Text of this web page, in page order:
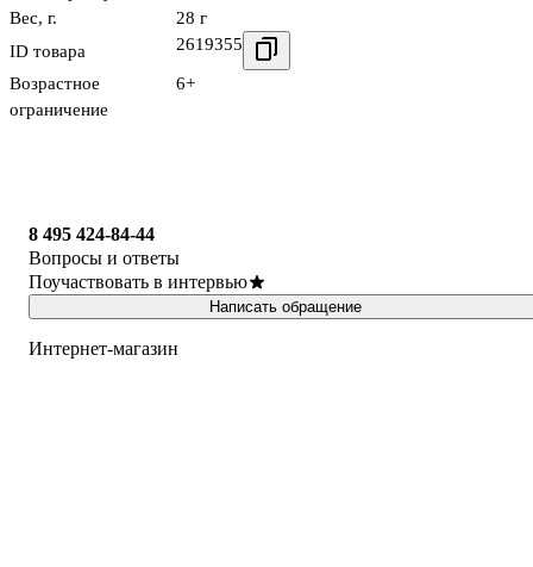
Вес, г.
28 г
ID товара
2619355
Возрастное
ограничение
6+
8 495 424-84-44
Вопросы и ответы
Поучаствовать в интервью
Написать обращение
Интернет-магазин